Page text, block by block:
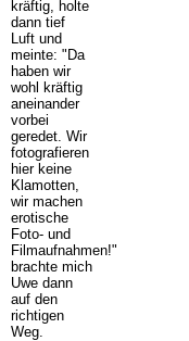
kräftig, holte
dann tief
Luft und
meinte: "Da
haben wir
wohl kräftig
aneinander
vorbei
geredet. Wir
fotografieren
hier keine
Klamotten,
wir machen
erotische
Foto- und
Filmaufnahmen!"
brachte mich
Uwe dann
auf den
richtigen
Weg.